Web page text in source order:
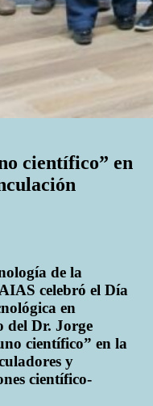
científico” en
de la
celebró el Día
en
del Dr. Jorge
científico” en la
y
científico-